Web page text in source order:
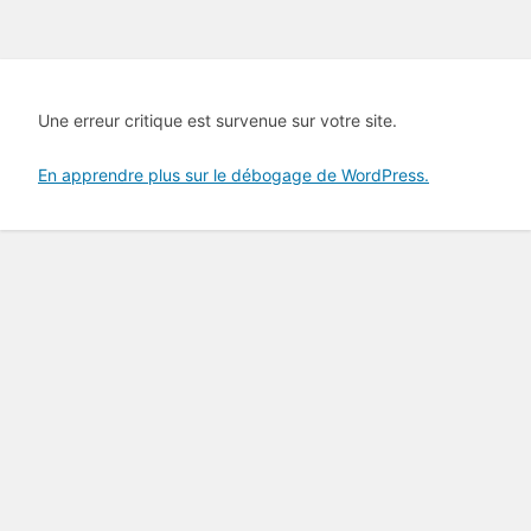
Une erreur critique est survenue sur votre site.
En apprendre plus sur le débogage de WordPress.